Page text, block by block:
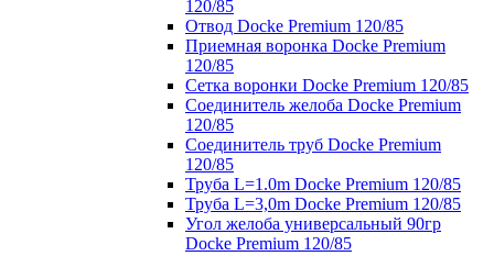
120/85
Отвод Docke Premium 120/85
Приемная воронка Docke Premium
120/85
Сетка воронки Docke Premium 120/85
Соединитель желоба Docke Premium
120/85
Соединитель труб Docke Premium
120/85
Труба L=1.0m Docke Premium 120/85
Труба L=3,0m Docke Premium 120/85
Угол желоба универсальный 90гр
Docke Premium 120/85